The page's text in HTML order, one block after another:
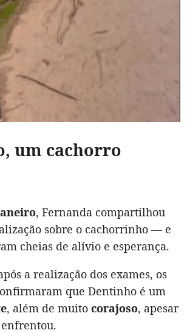
um cachorro
, Fernanda compartilhou
sobre o cachorrinho — e
cheias de alívio e esperança.
a realização dos exames, os
que Dentinho é um
, além de muito corajoso, apesar